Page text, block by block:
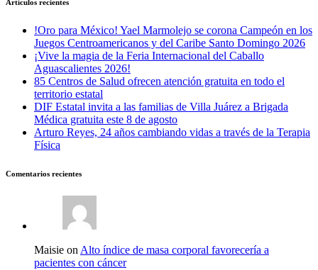
Artículos recientes
!Oro para México! Yael Marmolejo se corona Campeón en los
Juegos Centroamericanos y del Caribe Santo Domingo 2026
¡Vive la magia de la Feria Internacional del Caballo
Aguascalientes 2026!
85 Centros de Salud ofrecen atención gratuita en todo el
territorio estatal
DIF Estatal invita a las familias de Villa Juárez a Brigada
Médica gratuita este 8 de agosto
Arturo Reyes, 24 años cambiando vidas a través de la Terapia
Física
Comentarios recientes
Maisie on Alto índice de masa corporal favorecería a
pacientes con cáncer